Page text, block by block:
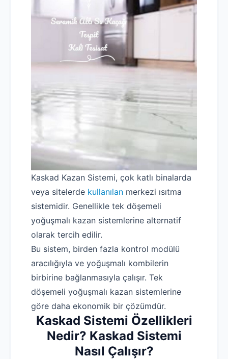
Kaskad Kazan Sistemi, çok katlı binalarda
veya sitelerde kullanılan merkezi ısıtma
sistemidir. Genellikle tek döşemeli
yoğuşmalı kazan sistemlerine alternatif
olarak tercih edilir.
Bu sistem, birden fazla kontrol modülü
aracılığıyla ve yoğuşmalı kombilerin
birbirine bağlanmasıyla çalışır. Tek
döşemeli yoğuşmalı kazan sistemlerine
göre daha ekonomik bir çözümdür.
Kaskad Sistemi Özellikleri
Nedir? Kaskad Sistemi
Nasıl Çalışır?